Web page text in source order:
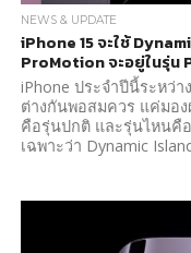
NEWS & UPDATE
iPhone 15 จะใช้
ProMotion จะอยู่ในรุ่น
iPhone ประจำปีนี้ระหว่
ต่างกันพอสมควร แค่มอ
คือรุ่นปกติ และรุ่นไหนคื
เฉพาะว่า Dynamic